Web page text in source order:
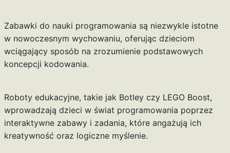
Zabawki do nauki programowania są niezwykle istotne
w nowoczesnym wychowaniu, oferując dzieciom
wciągający sposób na zrozumienie podstawowych
koncepcji kodowania.
Roboty edukacyjne, takie jak Botley czy LEGO Boost,
wprowadzają dzieci w świat programowania poprzez
interaktywne zabawy i zadania, które angażują ich
kreatywność oraz logiczne myślenie.